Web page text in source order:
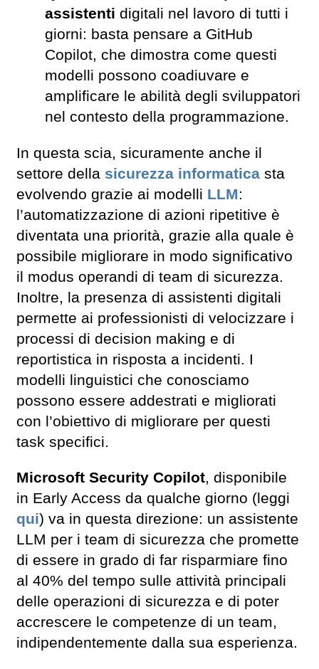
assistenti digitali nel lavoro di tutti i
giorni: basta pensare a GitHub
Copilot, che dimostra come questi
modelli possono coadiuvare e
amplificare le abilità degli sviluppatori
nel contesto della programmazione.
In questa scia, sicuramente anche il
settore della sicurezza informatica sta
evolvendo grazie ai modelli LLM:
l’automatizzazione di azioni ripetitive è
diventata una priorità, grazie alla quale è
possibile migliorare in modo significativo
il modus operandi di team di sicurezza.
Inoltre, la presenza di assistenti digitali
permette ai professionisti di velocizzare i
processi di decision making e di
reportistica in risposta a incidenti. I
modelli linguistici che conosciamo
possono essere addestrati e migliorati
con l’obiettivo di migliorare per questi
task specifici.
Microsoft Security Copilot, disponibile
in Early Access da qualche giorno (leggi
qui) va in questa direzione: un assistente
LLM per i team di sicurezza che promette
di essere in grado di far risparmiare fino
al 40% del tempo sulle attività principali
delle operazioni di sicurezza e di poter
accrescere le competenze di un team,
indipendentemente dalla sua esperienza.